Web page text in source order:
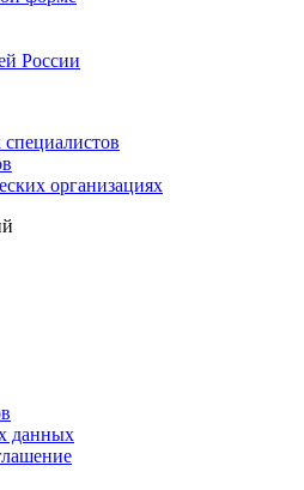
России
организациях
данных